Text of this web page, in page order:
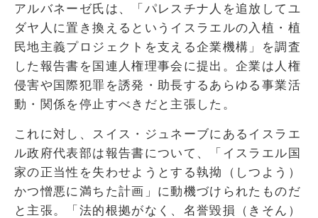
アルバネーゼ氏は、「パレスチナ人を追放してユ
ダヤ人に置き換えるというイスラエルの入植・植
民地主義プロジェクトを支える企業機構」を調査
した報告書を国連人権理事会に提出。企業は人権
侵害や国際犯罪を誘発・助長するあらゆる事業活
動・関係を停止すべきだと主張した。
これに対し、スイス・ジュネーブにあるイスラエ
ル政府代表部は報告書について、「イスラエル国
家の正当性を失わせようとする執拗（しつよう）
かつ憎悪に満ちた計画」に動機づけられたものだ
と主張。「法的根拠がなく、名誉毀損（きそん）